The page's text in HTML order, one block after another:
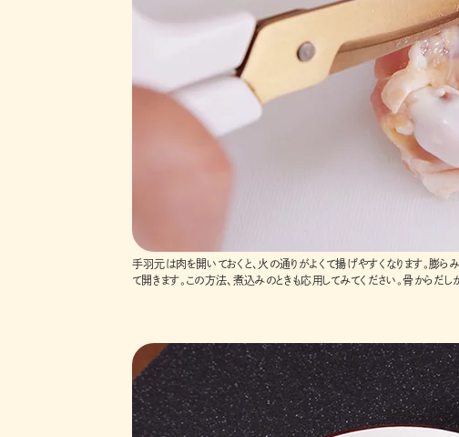
手羽元は肉を開いておくと、火の通りがよくて揚げやすくなります。膨
て開きます。この方法、煮込みのときも応用してみてください。骨からだし